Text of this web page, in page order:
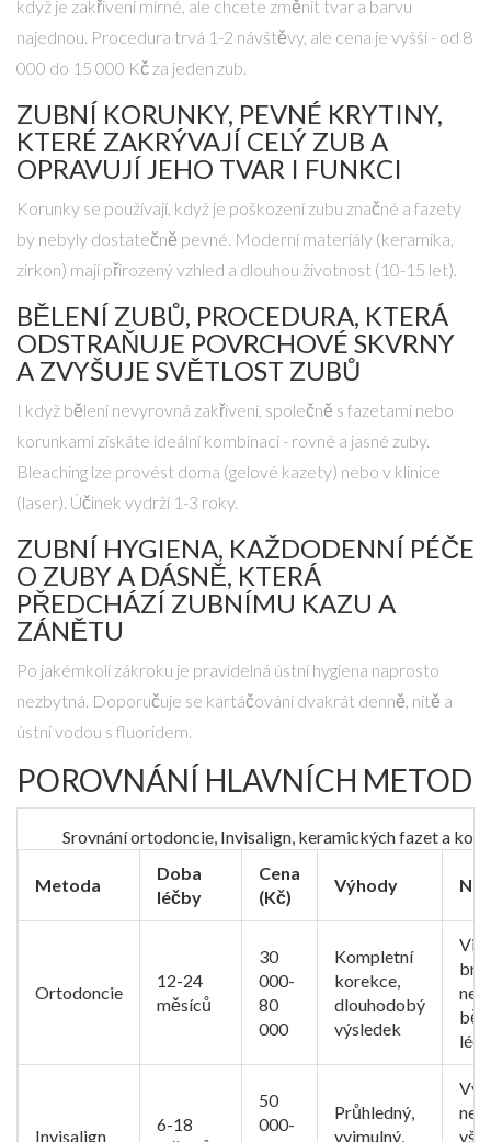
když je zakřivení mírné, ale chcete změnit tvar a barvu
najednou. Procedura trvá 1-2 návštěvy, ale cena je vyšší - od 8
000 do 15 000 Kč za jeden zub.
ZUBNÍ KORUNKY, PEVNÉ KRYTINY,
KTERÉ ZAKRÝVAJÍ CELÝ ZUB A
OPRAVUJÍ JEHO TVAR I FUNKCI
Korunky se používají, když je poškození zubu značné a fazety
by nebyly dostatečně pevné. Moderní materiály (keramika,
zirkon) mají přirozený vzhled a dlouhou životnost (10-15 let).
BĚLENÍ ZUBŮ, PROCEDURA, KTERÁ
ODSTRAŇUJE POVRCHOVÉ SKVRNY
A ZVYŠUJE SVĚTLOST ZUBŮ
I když bělení nevyrovná zakřivení, společně s fazetami nebo
korunkami získáte ideální kombinaci - rovné a jasné zuby.
Bleaching lze provést doma (gelové kazety) nebo v klinice
(laser). Účinek vydrží 1-3 roky.
ZUBNÍ HYGIENA, KAŽDODENNÍ PÉČE
O ZUBY A DÁSNĚ, KTERÁ
PŘEDCHÁZÍ ZUBNÍMU KAZU A
ZÁNĚTU
Po jakémkoli zákroku je pravidelná ústní hygiena naprosto
nezbytná. Doporučuje se kartáčování dvakrát denně, nitě a
ústní vodou s fluoridem.
POROVNÁNÍ HLAVNÍCH METOD
Srovnání ortodoncie, Invisalign, keramických fazet a
Metoda
Doba
léčby
Cena
(Kč)
Výhody
Ortodoncie
12-24
měsíců
30
000-
80
000
Kompletní
korekce,
dlouhodobý
výsledek
Invisalign
6-18
50
000-
Průhledný,
vyjmulný,
ne